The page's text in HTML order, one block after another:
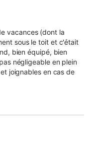
vacances (dont la
sous le toit et c'était
bien équipé, bien
négligeable en plein
joignables en cas de